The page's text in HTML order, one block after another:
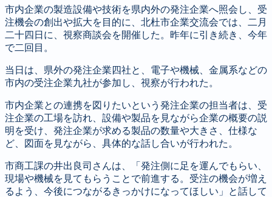
市内企業の製造設備や技術を県内外の発注企業へ照会し、受
注機会の創出や拡大を目的に、北杜市企業交流会では、二月
二十四日に、視察商談会を開催した。昨年に引き続き、今年
で二回目。
当日は、県外の発注企業四社と、電子や機械、金属系などの
市内の受注企業九社が参加し、視察が行われた。
市内企業との連携を図りたいという発注企業の担当者は、受
注企業の工場を訪れ、設備や製品を見ながら企業の概要の説
明を受け、発注企業が求める製品の数量や大きさ、仕様な
ど、図面を見ながら、具体的な話し合いが行われた。
市商工課の井出良司さんは、「発注側に足を運んでもらい、
現場や機械を見てもらうことで前進する。受注の機会が増え
るよう、今後につながるきっかけになってほしい」と話して